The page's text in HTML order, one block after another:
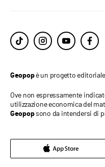
Geopopè un progetto
Ove non espressamente
utilizzazione economica del
Geopopsono da intendersi di